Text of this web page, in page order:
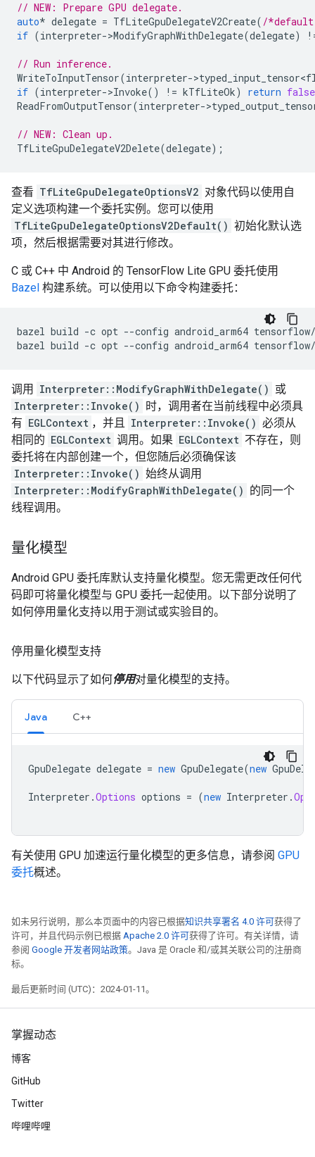
// NEW: Prepare GPU delegate.
auto* delegate = TfLiteGpuDelegateV2Create( /
if (interpreter->ModifyGraphWithDelegate(delegate)
// Run inference.
WriteToInputTensor(interpreter->
if (interpreter->Invoke() != kTfLiteOk) return false
ReadFromOutputTensor(interpreter->
// NEW: Clean up.
TfLiteGpuDelegateV2Delete(delegate);
查看 TfLiteGpuDelegateOptionsV2 对象代码以使用自
定义选项构建一个委托实例。您可以使用
TfLiteGpuDelegateOptionsV2Default() 初始化默认选
项，然后根据需要对其进行修改。
C 或 C++ 中 Android 的 TensorFlow Lite GPU 委托使用
Bazel 构建系统。可以使用以下命令构建委托：
bazel build -c opt --config android_arm64
bazel build -c opt --config android_arm64
调用 Interpreter::ModifyGraphWithDelegate() 或
Interpreter::Invoke() 时，调用者在当前线程中必须具
有 EGLContext ，并且 Interpreter::Invoke() 必须从
相同的 EGLContext 调用。如果 EGLContext 不存在，则
委托将在内部创建一个，但您随后必须确保该
Interpreter::Invoke() 始终从调用
Interpreter::ModifyGraphWithDelegate() 的同一个
线程调用。
量化模型
Android GPU 委托库默认支持量化模型。您无需更改任何代
码即可将量化模型与 GPU 委托一起使用。以下部分说明了
如何停用量化支持以用于测试或实验目的。
停用量化模型支持
以下代码显示了如何停用对量化模型的支持。
Java C++
GpuDelegate delegate = new GpuDelegate(new
Interpreter .Options options = (new Interpreter .
有关使用 GPU 加速运行量化模型的更多信息，请参阅 GPU
委托概述。
如未另行说明，那么本页面中的内容已根据知识共享署名 4.0 许可获得了
许可，并且代码示例已根据 Apache 2.0 许可获得了许可。有关详情，请
参阅 Google 开发者网站政策。Java 是 Oracle 和/或其关联公司的注册商
标。
最后更新时间 (UTC)：2024-01-11。
掌握动态
博客
GitHub
Twitter
哔哩哔哩